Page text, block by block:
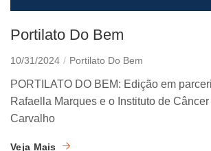
Portilato Do Bem
10/31/2024 Portilato Do Bem
PORTILATO DO BEM: Edição em
Rafaella Marques e o Instituto de
Carvalho
Veja Mais